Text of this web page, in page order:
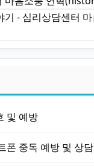
및 예방
폰 중독 예방 및 상담